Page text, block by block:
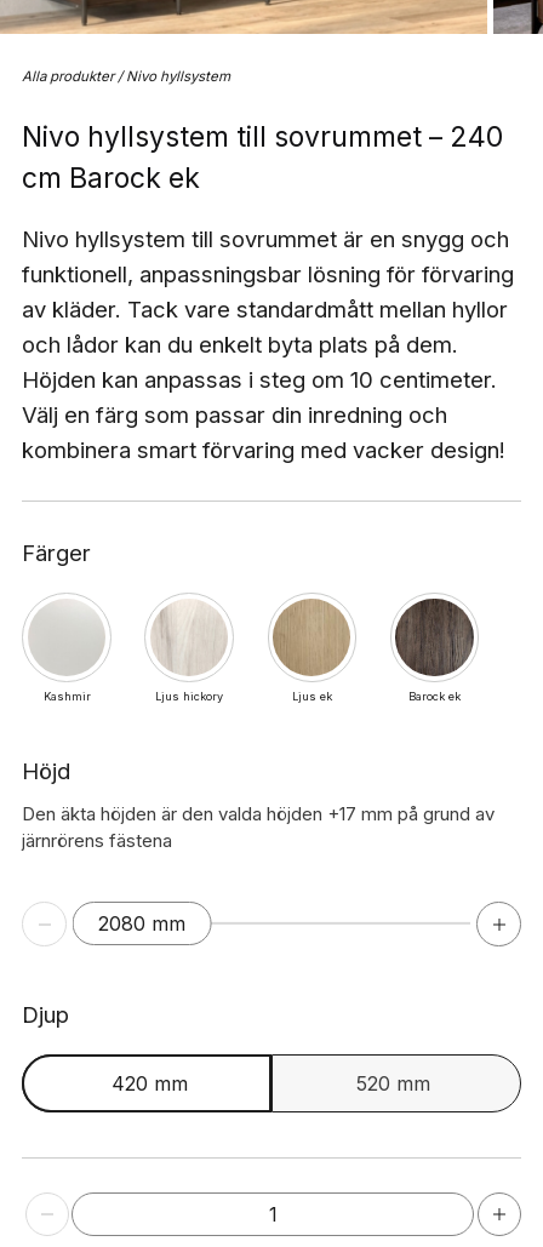
Alla produkter/Nivo hyllsystem
Nivo hyllsystem till sovrummet – 240
cm Barock ek
Nivo hyllsystem till sovrummet är en snygg och
funktionell, anpassningsbar lösning för förvaring
av kläder. Tack vare standardmått mellan hyllor
och lådor kan du enkelt byta plats på dem.
Höjden kan anpassas i steg om 10 centimeter.
Välj en färg som passar din inredning och
kombinera smart förvaring med vacker design!
Färger
Kashmir Ljus hickory Ljus ek Barock ek
Höjd
Den äkta höjden är den valda höjden +17 mm på grund av
järnrörens fästena
2080 mm
Djup
420 mm 520 mm
Nivo
1